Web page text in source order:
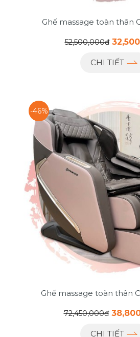
Ghế massage toàn thân
52,500,000đ
CHI TIẾT
-46%
Ghế massage toàn thân
72,450,000đ
CHI TIẾT